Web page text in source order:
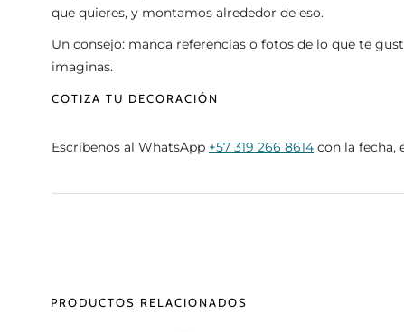
que quieres, y montamos alrededor de eso.
Un consejo: manda referencias o fotos de lo que te
imaginas.
COTIZA TU DECORACIÓN
Escríbenos al WhatsApp +57 319 266 8614 con la fecha,
PRODUCTOS RELACIONADOS